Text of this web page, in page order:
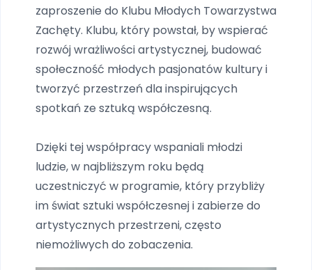
zaproszenie do Klubu Młodych Towarzystwa
Zachęty. Klubu, który powstał, by wspierać
rozwój wrażliwości artystycznej, budować
społeczność młodych pasjonatów kultury i
tworzyć przestrzeń dla inspirujących
spotkań ze sztuką współczesną.
Dzięki tej współpracy wspaniali młodzi
ludzie, w najbliższym roku będą
uczestniczyć w programie, który przybliży
im świat sztuki współczesnej i zabierze do
artystycznych przestrzeni, często
niemożliwych do zobaczenia.